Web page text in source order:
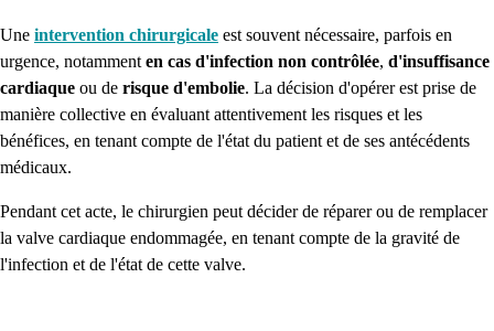
Une intervention chirurgicale est souvent nécessaire, parfois en
urgence, notamment en cas d'infection non contrôlée, d'insuffisance
cardiaque ou de risque d'embolie. La décision d'opérer est prise de
manière collective en évaluant attentivement les risques et les
bénéfices, en tenant compte de l'état du patient et de ses antécédents
médicaux.
Pendant cet acte, le chirurgien peut décider de réparer ou de remplacer
la valve cardiaque endommagée, en tenant compte de la gravité de
l'infection et de l'état de cette valve.